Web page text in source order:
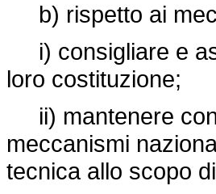
b) rispetto ai
i) consigliare e
loro costituzione;
ii) mantenere
meccanismi
tecnica allo scopo